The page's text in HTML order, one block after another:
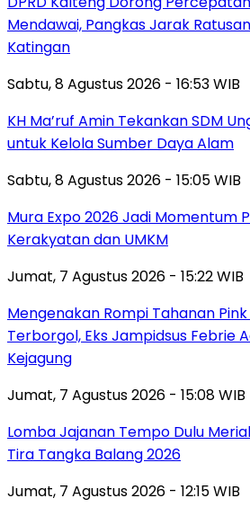
Mendawai, Pangkas Jarak
Katingan
Sabtu, 8 Agustus 2026 - 16:53 WIB
KH Ma’ruf Amin Tekankan SDM
untuk Kelola Sumber Daya Alam
Sabtu, 8 Agustus 2026 - 15:05 WIB
Mura Expo 2026 Jadi Momentum
Kerakyatan dan UMKM
Jumat, 7 Agustus 2026 - 15:22 WIB
Mengenakan Rompi Tahanan
Terborgol, Eks Jampidsus Febrie
Kejagung
Jumat, 7 Agustus 2026 - 15:08 WIB
Lomba Jajanan Tempo Dulu
Tira Tangka Balang 2026
Jumat, 7 Agustus 2026 - 12:15 WIB